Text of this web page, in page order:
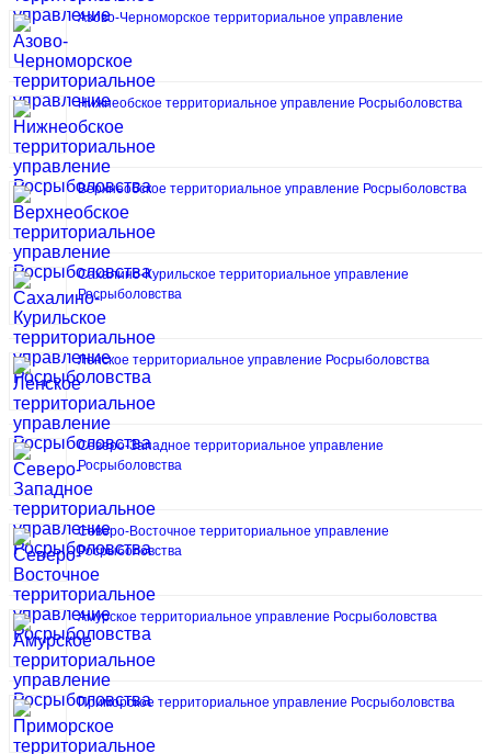
Азово-Черноморское территориальное управление
Нижнеобское территориальное управление Росрыболовства
Верхнеобское территориальное управление Росрыболовства
Сахалино-Курильское территориальное управление
Росрыболовства
Ленское территориальное управление Росрыболовства
Северо-Западное территориальное управление
Росрыболовства
Северо-Восточное территориальное управление
Росрыболовства
Амурское территориальное управление Росрыболовства
Приморское территориальное управление Росрыболовства